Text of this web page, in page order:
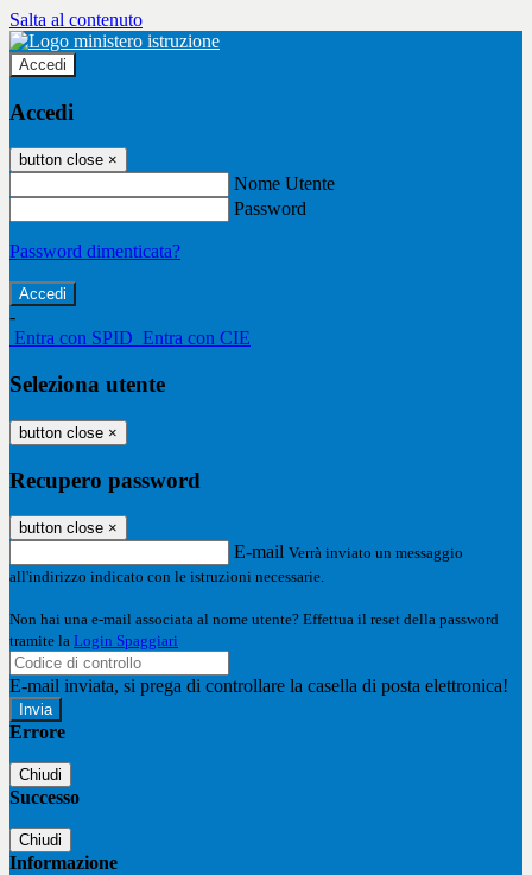
Salta al contenuto
Accedi
Accedi
button close ×
Nome Utente
Password
Password dimenticata?
-
Entra con SPID Entra con CIE
Seleziona utente
button close ×
Recupero password
button close ×
E-mail Verrà inviato un messaggio
all'indirizzo indicato con le istruzioni necessarie.
Non hai una e-mail associata al nome utente? Effettua il reset della password
tramite la Login Spaggiari
E-mail inviata, si prega di controllare la casella di posta elettronica!
Errore
Chiudi
Successo
Chiudi
Informazione